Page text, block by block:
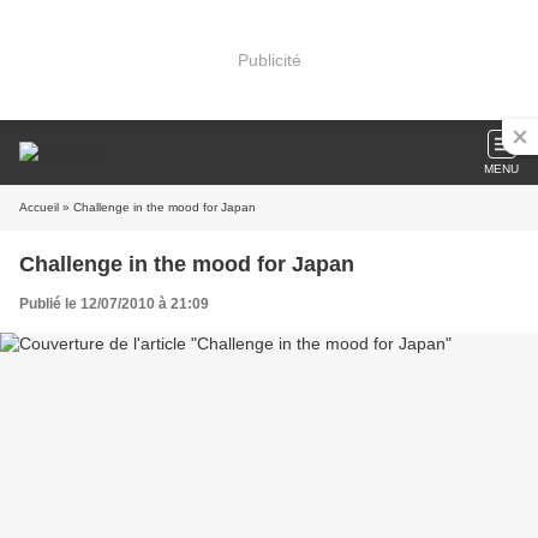
Publicité
MENU
Accueil » Challenge in the mood for Japan
Challenge in the mood for Japan
Publié le 12/07/2010 à 21:09